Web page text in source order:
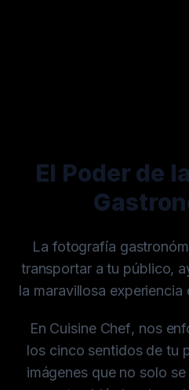
El Poder de
La fotografía
transportar a tu público,
la maravillosa
En Cuisine Chef, nos
los cinco sentidos de tu
imágenes que no solo